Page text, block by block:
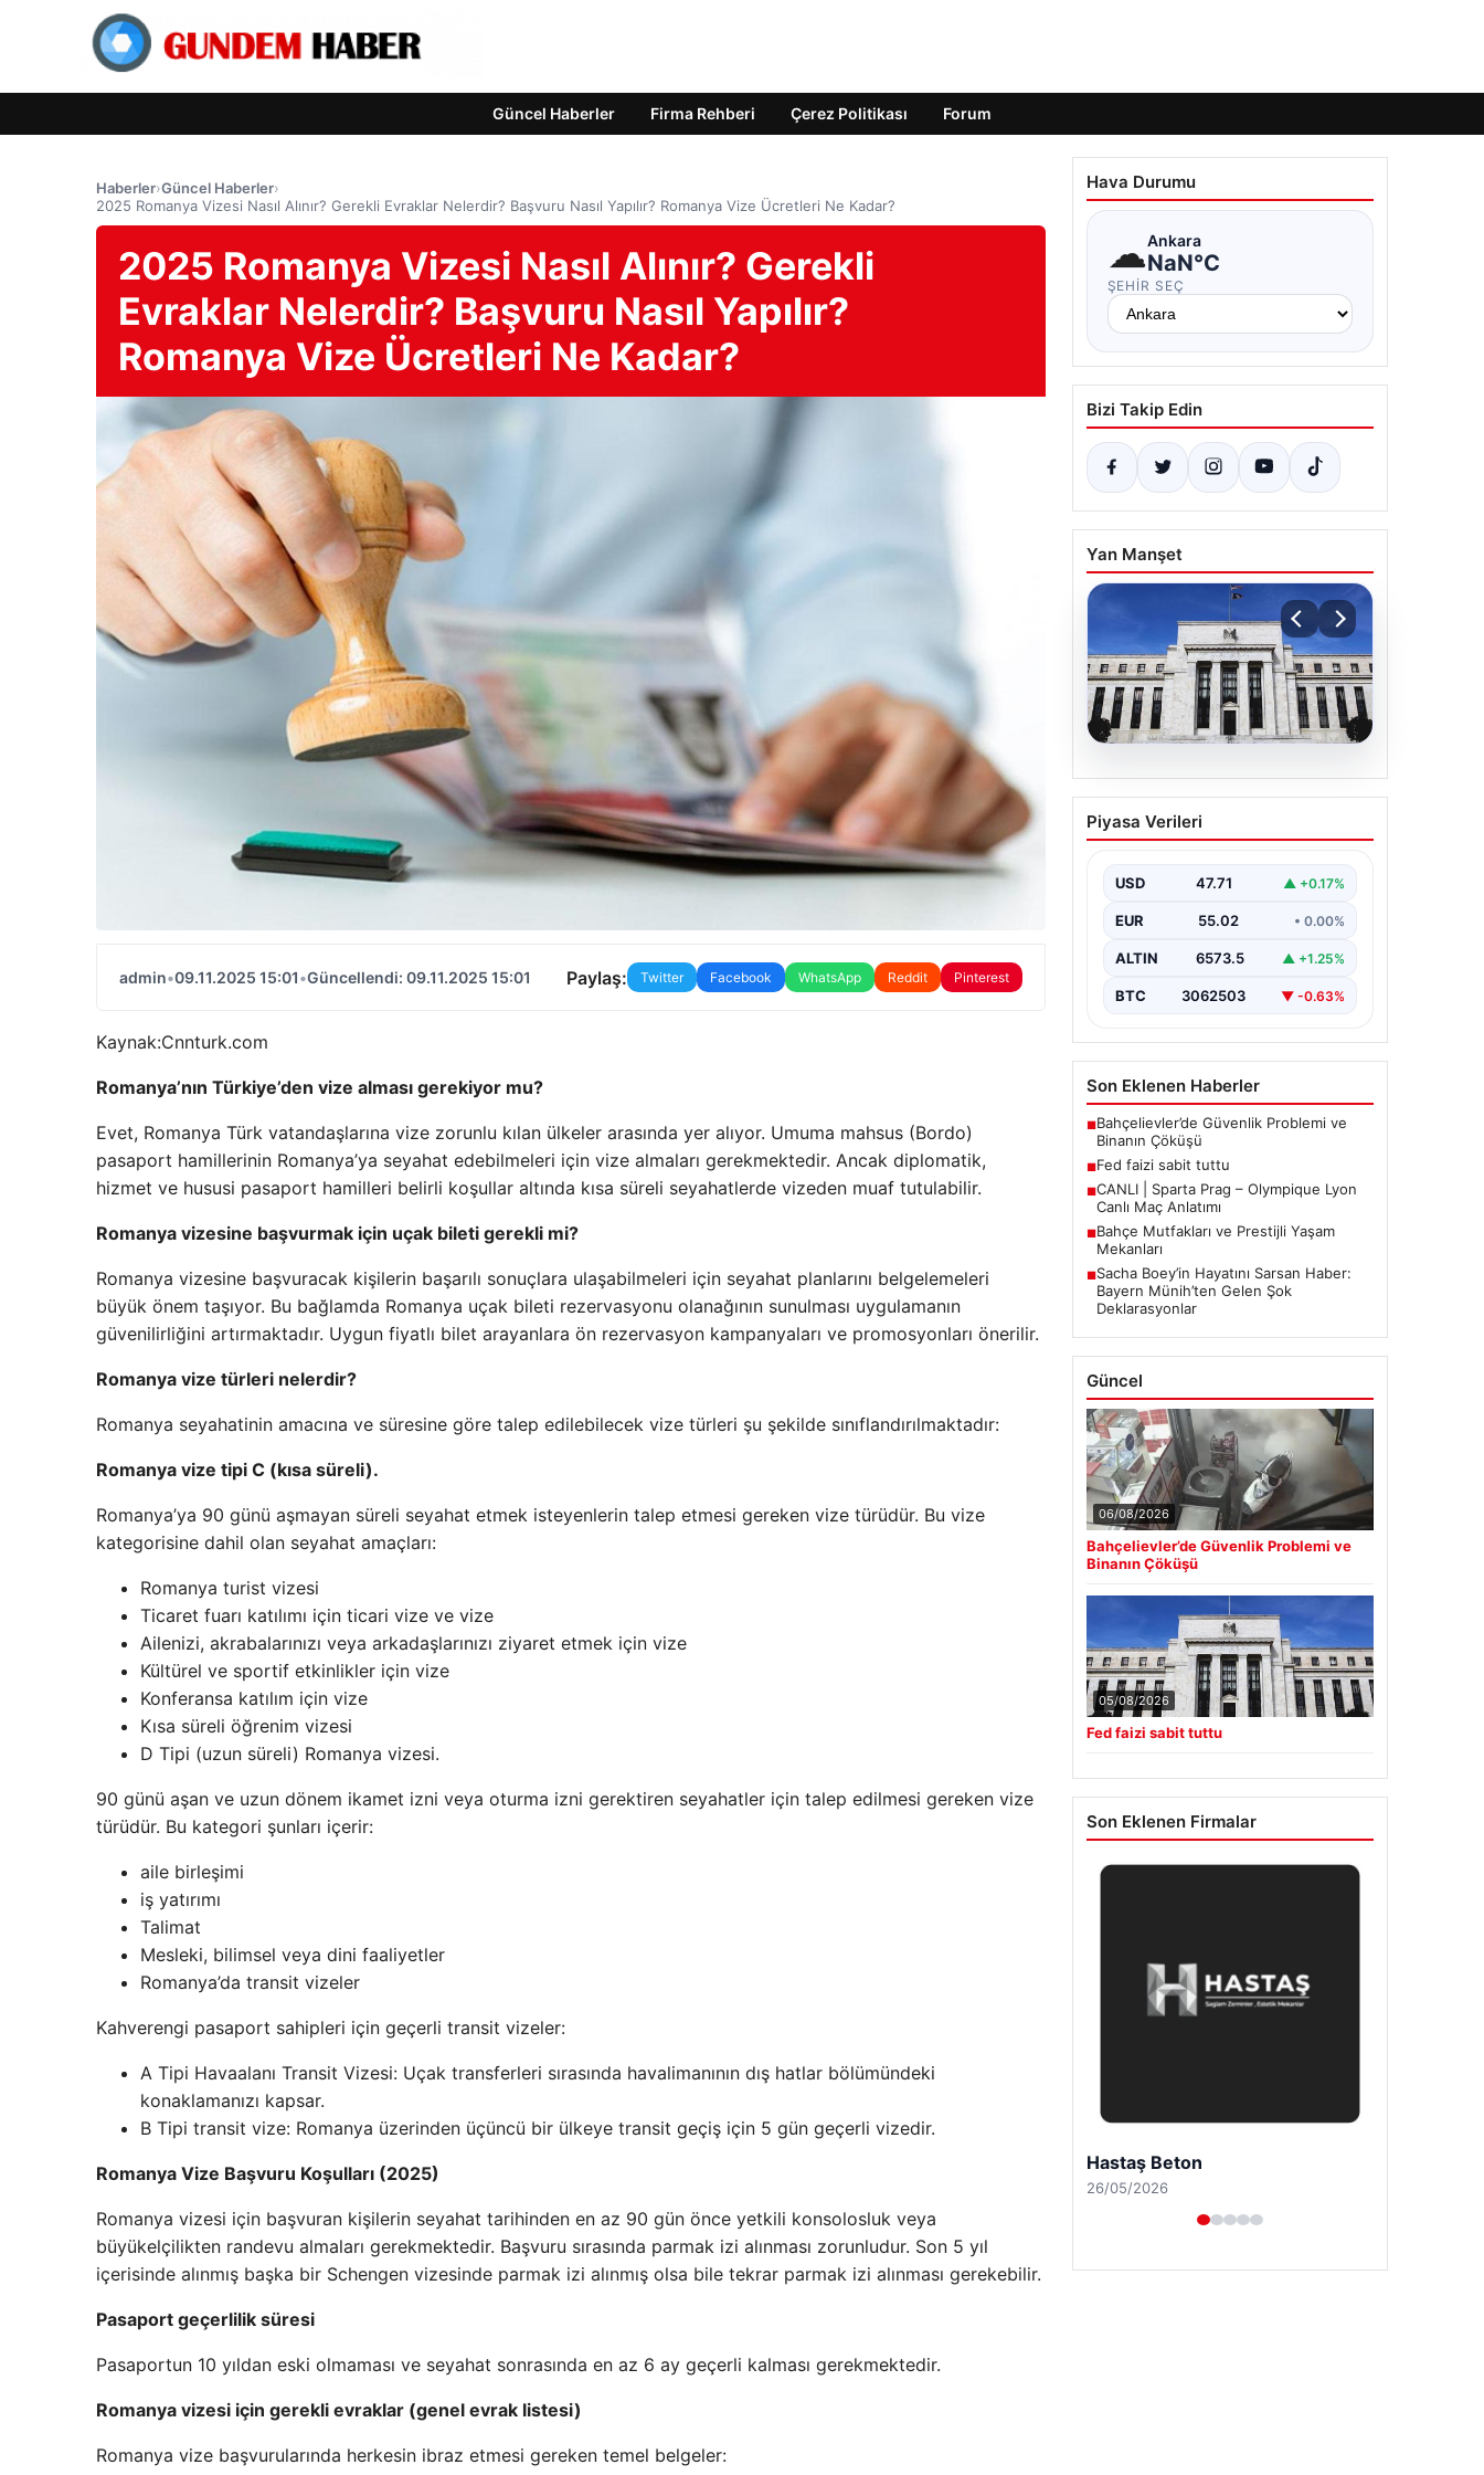
Güncel Haberler Firma Rehberi Çerez Politikası Forum
Haberler›Güncel Haberler›
2025 Romanya Vizesi Nasıl Alınır? Gerekli Evraklar Nelerdir? Başvuru Nasıl Yapılır? Romanya Vize Ücretleri Ne Kadar?
2025 Romanya Vizesi Nasıl Alınır? Gerekli
Evraklar Nelerdir? Başvuru Nasıl Yapılır?
Romanya Vize Ücretleri Ne Kadar?
admin•09.11.2025 15:01•Güncellendi: 09.11.2025 15:01 Paylaş: Twitter Facebook WhatsApp Reddit Pinterest
Kaynak:Cnnturk.com
Romanya’nın Türkiye’den vize alması gerekiyor mu?
Evet, Romanya Türk vatandaşlarına vize zorunlu kılan ülkeler arasında yer alıyor. Umuma mahsus (Bordo)
pasaport hamillerinin Romanya’ya seyahat edebilmeleri için vize almaları gerekmektedir. Ancak diplomatik,
hizmet ve hususi pasaport hamilleri belirli koşullar altında kısa süreli seyahatlerde vizeden muaf tutulabilir.
Romanya vizesine başvurmak için uçak bileti gerekli mi?
Romanya vizesine başvuracak kişilerin başarılı sonuçlara ulaşabilmeleri için seyahat planlarını belgelemeleri
büyük önem taşıyor. Bu bağlamda Romanya uçak bileti rezervasyonu olanağının sunulması uygulamanın
güvenilirliğini artırmaktadır. Uygun fiyatlı bilet arayanlara ön rezervasyon kampanyaları ve promosyonları önerilir.
Romanya vize türleri nelerdir?
Romanya seyahatinin amacına ve süresine göre talep edilebilecek vize türleri şu şekilde sınıflandırılmaktadır:
Romanya vize tipi C (kısa süreli).
Romanya’ya 90 günü aşmayan süreli seyahat etmek isteyenlerin talep etmesi gereken vize türüdür. Bu vize
kategorisine dahil olan seyahat amaçları:
Romanya turist vizesi
Ticaret fuarı katılımı için ticari vize ve vize
Ailenizi, akrabalarınızı veya arkadaşlarınızı ziyaret etmek için vize
Kültürel ve sportif etkinlikler için vize
Konferansa katılım için vize
Kısa süreli öğrenim vizesi
D Tipi (uzun süreli) Romanya vizesi.
90 günü aşan ve uzun dönem ikamet izni veya oturma izni gerektiren seyahatler için talep edilmesi gereken vize
türüdür. Bu kategori şunları içerir:
aile birleşimi
iş yatırımı
Talimat
Mesleki, bilimsel veya dini faaliyetler
Romanya’da transit vizeler
Kahverengi pasaport sahipleri için geçerli transit vizeler:
A Tipi Havaalanı Transit Vizesi: Uçak transferleri sırasında havalimanının dış hatlar bölümündeki
konaklamanızı kapsar.
B Tipi transit vize: Romanya üzerinden üçüncü bir ülkeye transit geçiş için 5 gün geçerli vizedir.
Romanya Vize Başvuru Koşulları (2025)
Romanya vizesi için başvuran kişilerin seyahat tarihinden en az 90 gün önce yetkili konsolosluk veya
büyükelçilikten randevu almaları gerekmektedir. Başvuru sırasında parmak izi alınması zorunludur. Son 5 yıl
içerisinde alınmış başka bir Schengen vizesinde parmak izi alınmış olsa bile tekrar parmak izi alınması gerekebilir.
Pasaport geçerlilik süresi
Pasaportun 10 yıldan eski olmaması ve seyahat sonrasında en az 6 ay geçerli kalması gerekmektedir.
Romanya vizesi için gerekli evraklar (genel evrak listesi)
Romanya vize başvurularında herkesin ibraz etmesi gereken temel belgeler:
Hava Durumu
☁Ankara
NaN°C
ŞEHIR SEÇ
Bizi Takip Edin
Yan Manşet
05.08.2026
Fed faizi sabit tuttu
Piyasa Verileri
USD 47.71 ▲ +0.17%
EUR 55.02 • 0.00%
ALTIN 6573.5 ▲ +1.25%
BTC 3062503 ▼ -0.63%
Son Eklenen Haberler
■Bahçelievler’de Güvenlik Problemi ve
Binanın Çöküşü
■Fed faizi sabit tuttu
■CANLI | Sparta Prag – Olympique Lyon
Canlı Maç Anlatımı
■Bahçe Mutfakları ve Prestijli Yaşam
Mekanları
■Sacha Boey’in Hayatını Sarsan Haber:
Bayern Münih’ten Gelen Şok
Deklarasyonlar
Güncel
06/08/2026
Bahçelievler’de Güvenlik Problemi ve
Binanın Çöküşü
05/08/2026
Fed faizi sabit tuttu
Son Eklenen Firmalar
Enes Kaplan Avukatlık Bürosu
28/04/2026